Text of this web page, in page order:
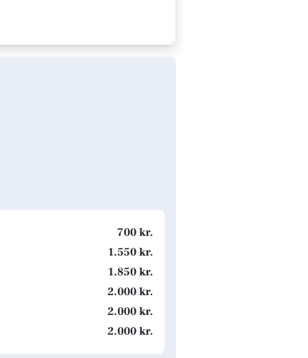
700 kr.
1.550 kr.
1.850 kr.
2.000 kr.
2.000 kr.
2.000 kr.